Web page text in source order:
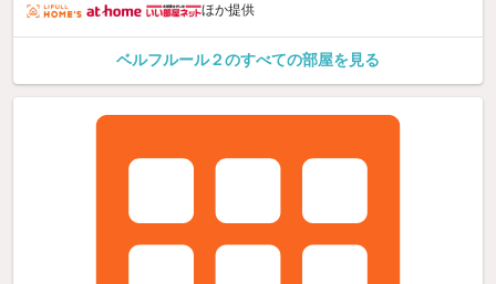
ほか提供
ベルフルール２のすべての部屋を見る